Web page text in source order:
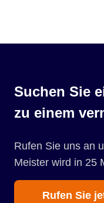
Suchen Sie
zu einem
Rufen Sie uns an
Meister wird in 25
Rufen Sie